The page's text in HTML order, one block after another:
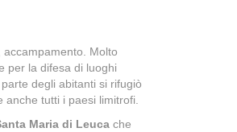
Molto
per la difesa di luoghi
degli abitanti si rifugiò
anche tutti i paesi limitrofi.
Maria di Leuca che